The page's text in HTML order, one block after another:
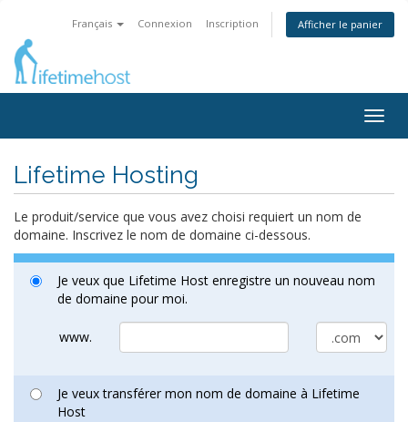
Français Connexion Inscription Afficher le panier
Lifetime Hosting
Le produit/service que vous avez choisi requiert un nom de
domaine. Inscrivez le nom de domaine ci-dessous.
Je veux que Lifetime Host enregistre un nouveau nom
de domaine pour moi.
www.
Je veux transférer mon nom de domaine à Lifetime
Host